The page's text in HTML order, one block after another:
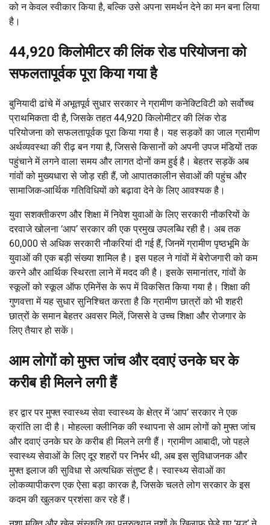
को न केवल स्वीकार किया है, बल्कि उसे अपना समर्थन देने का मन बना लिया
है।
44,920 किलोमीटर की लिंक रोड परियोजना को
सफलतापूर्वक पूरा किया गया है
बुनियादी ढांचे में अभूतपूर्व सुधार सरकार ने ग्रामीण कनेक्टिविटी को सर्वोच्च
प्राथमिकता दी है, जिसके तहत 44,920 किलोमीटर की लिंक रोड
परियोजना को सफलतापूर्वक पूरा किया गया है। यह सड़कों का जाल ग्रामीण
अर्थव्यवस्था की रीढ़ बन गया है, जिससे किसानों को अपनी उपज मंडियों तक
पहुंचाने में लगने वाला समय और लागत दोनों कम हुई है। बेहतर सड़कें अब
गांवों को मुख्यधारा से जोड़ रही हैं, जो आपातकालीन सेवाओं की पहुंच और
सामाजिक-आर्थिक गतिविधियों को बढ़ावा देने के लिए आवश्यक है।
युवा सशक्तीकरण और शिक्षा में निवेश युवाओं के लिए सरकारी नौकरियों के
दरवाजे खोलना ‘आप’ सरकार की एक प्रमुख उपलब्धि रही है। अब तक
60,000 से अधिक सरकारी नौकरियां दी गई हैं, जिनमें ग्रामीण पृष्ठभूमि के
युवाओं की एक बड़ी संख्या शामिल है। इस पहल ने गांवों में बेरोजगारी को कम
करने और आर्थिक स्थिरता लाने में मदद की है। इसके समानांतर, गांवों के
स्कूलों को स्कूल ऑफ एमिनेंस के रूप में विकसित किया गया है। शिक्षा की
गुणवत्ता में यह सुधार सुनिश्चित करता है कि ग्रामीण छात्रों को भी शहरी
छात्रों के समान बेहतर अवसर मिलें, जिससे वे उच्च शिक्षा और रोजगार के
लिए तैयार हो सकें।
आम लोगों को मुफ्त जांच और दवाएं उनके घर के
करीब ही मिलने लगी हैं
हर द्वार पर मुफ्त स्वास्थ्य सेवा स्वास्थ्य के क्षेत्र में ‘आप’ सरकार ने एक
क्रांति ला दी है। मोहल्ला क्लीनिक की स्थापना से आम लोगों को मुफ्त जांच
और दवाएं उनके घर के करीब ही मिलने लगी हैं। ग्रामीण आबादी, जो पहले
स्वास्थ्य सेवाओं के लिए दूर शहरों पर निर्भर थी, अब इस सुविधाजनक और
मुफ्त इलाज की सुविधा से अत्यधिक संतुष्ट है। स्वास्थ्य सेवाओं का
लोकव्यापीकरण एक ऐसा बड़ा कारक है, जिसके चलते लोग सरकार के इस
कदम की खुलकर प्रशंसा कर रहे हैं।